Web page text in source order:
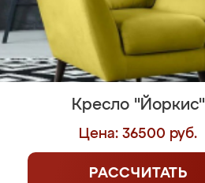
Кресло "Йоркис"
Цена: 36500 руб.
РАССЧИТАТЬ